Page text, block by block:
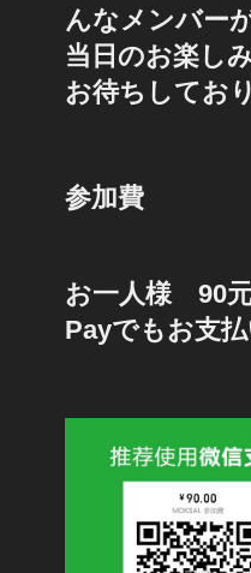
んなメンバー
当日のお楽し
お待ちしてお
参加費
お一人様 90
Payでもお支払